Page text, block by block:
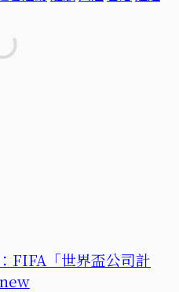
FIFA「世界盃公司計